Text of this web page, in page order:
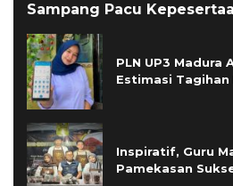
Sampang Pacu
PLN UP3 Madura
Estimasi
Inspiratif, Guru
Pamekasan